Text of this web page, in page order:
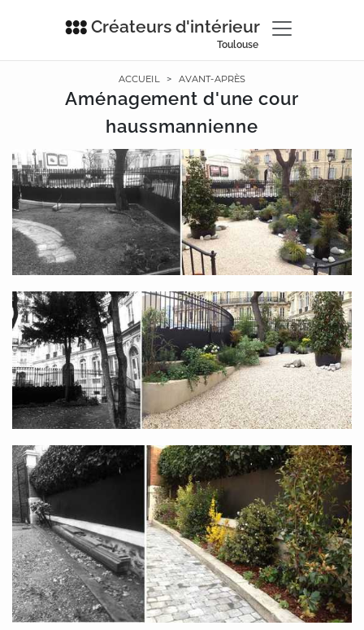
Créateurs d'intérieur
Toulouse
ACCUEIL > AVANT-APRÈS
Aménagement d'une cour
haussmannienne